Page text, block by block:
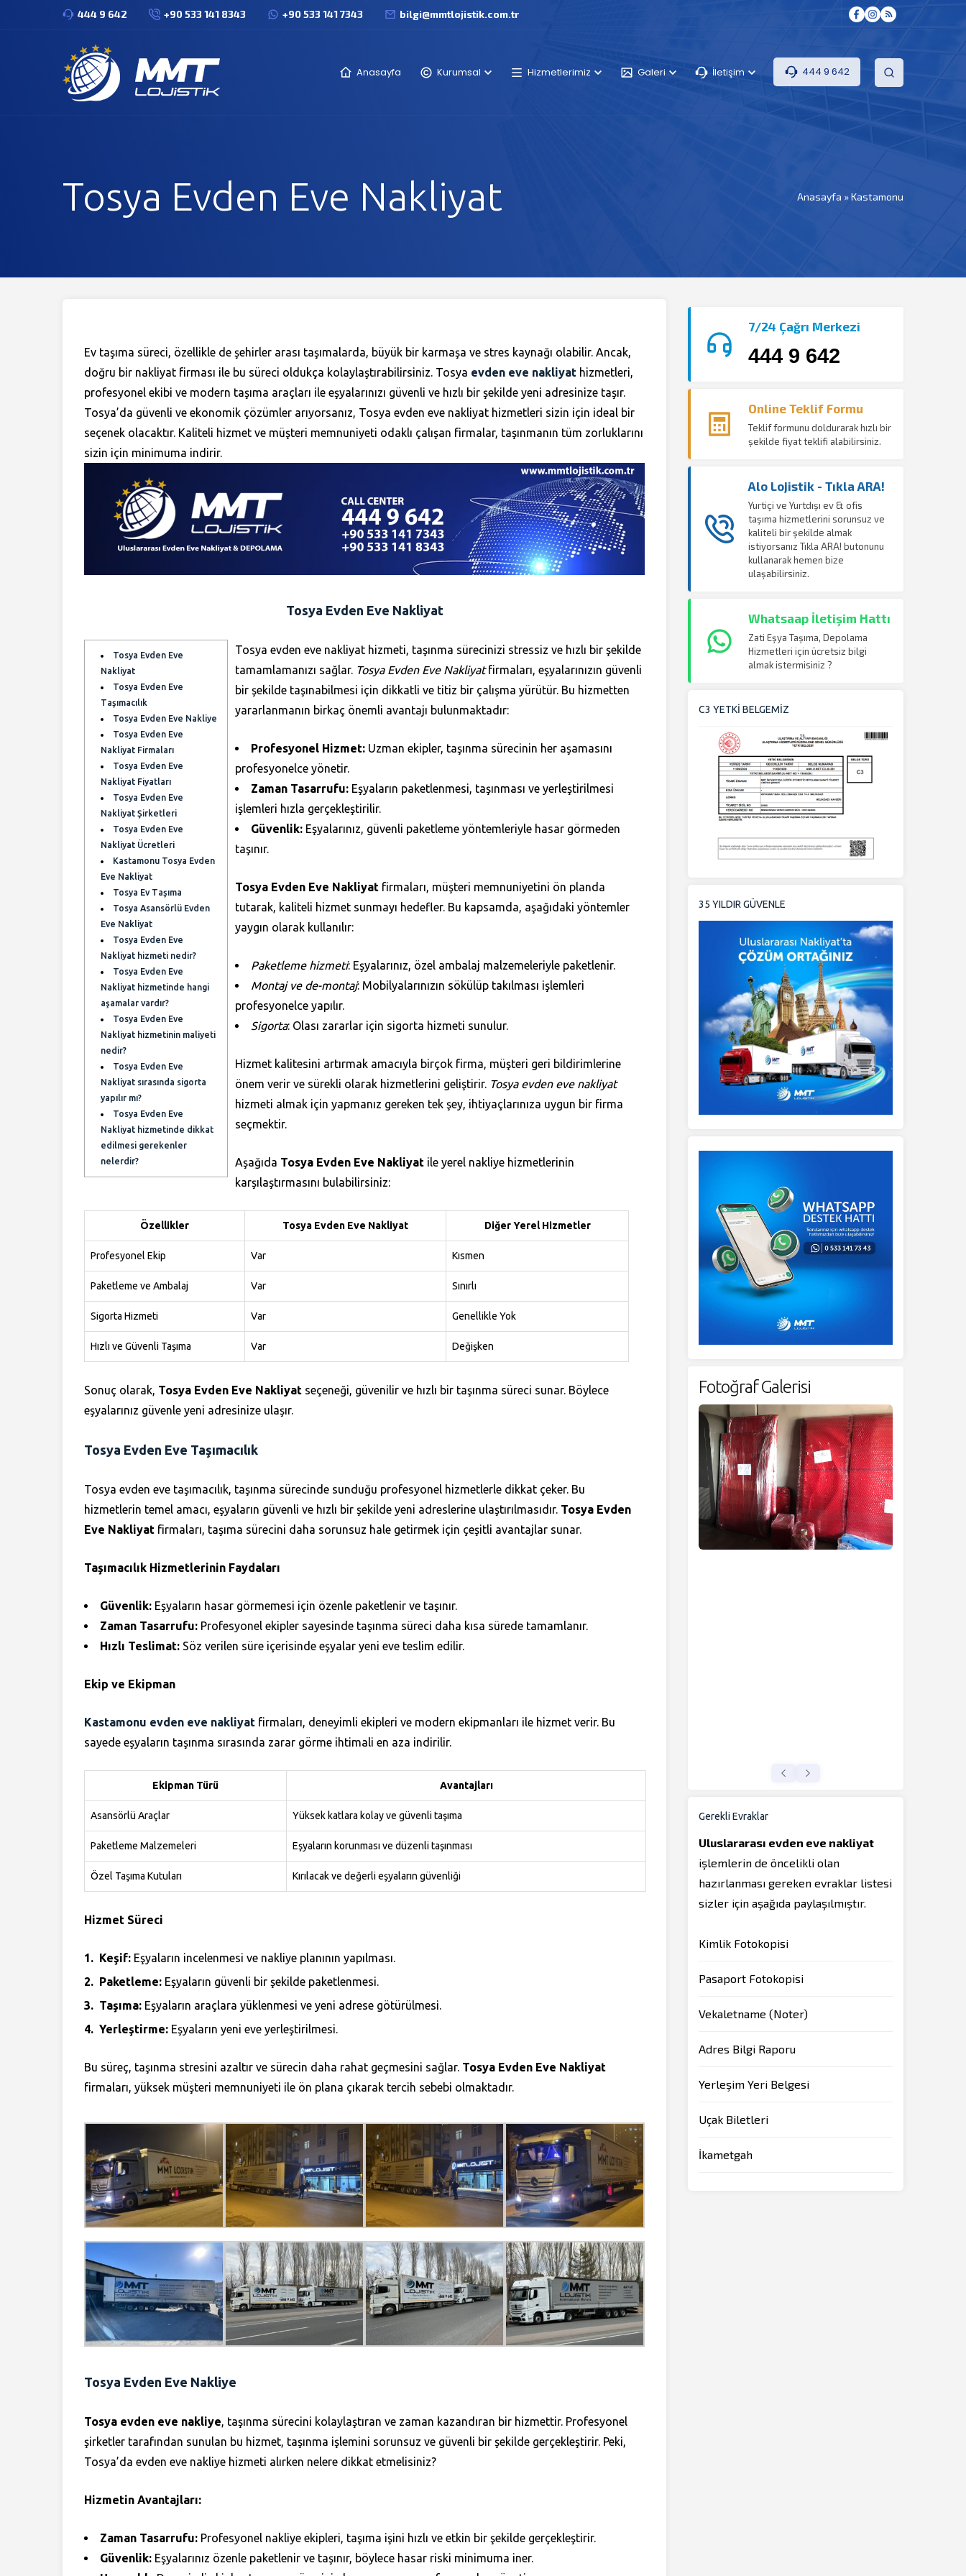
444 9 642 +90 533 141 8343 +90 533 141 7343 bilgi@mmtlojistik.com.tr
Anasayfa Kurumsal Hizmetlerimiz Galeri İletişim 444 9 642
Tosya Evden Eve Nakliyat Anasayfa »Kastamonu
Ev taşıma süreci, özellikle de şehirler arası taşımalarda, büyük bir karmaşa ve stres kaynağı olabilir. Ancak,
doğru bir nakliyat firması ile bu süreci oldukça kolaylaştırabilirsiniz. Tosya evden eve nakliyat hizmetleri,
profesyonel ekibi ve modern taşıma araçları ile eşyalarınızı güvenli ve hızlı bir şekilde yeni adresinize taşır.
Tosya’da güvenli ve ekonomik çözümler arıyorsanız, Tosya evden eve nakliyat hizmetleri sizin için ideal bir
seçenek olacaktır. Kaliteli hizmet ve müşteri memnuniyeti odaklı çalışan firmalar, taşınmanın tüm zorluklarını
sizin için minimuma indirir.
Tosya Evden Eve Nakliyat
Tosya Evden Eve
Nakliyat
Tosya Evden Eve
Taşımacılık
Tosya Evden Eve Nakliye
Tosya Evden Eve
Nakliyat Firmaları
Tosya Evden Eve
Nakliyat Fiyatları
Tosya Evden Eve
Nakliyat Şirketleri
Tosya Evden Eve
Nakliyat Ücretleri
Kastamonu Tosya Evden
Eve Nakliyat
Tosya Ev Taşıma
Tosya Asansörlü Evden
Eve Nakliyat
Tosya Evden Eve
Nakliyat hizmeti nedir?
Tosya Evden Eve
Nakliyat hizmetinde hangi
aşamalar vardır?
Tosya Evden Eve
Nakliyat hizmetinin maliyeti
nedir?
Tosya Evden Eve
Nakliyat sırasında sigorta
yapılır mı?
Tosya Evden Eve
Nakliyat hizmetinde dikkat
edilmesi gerekenler
nelerdir?
Tosya evden eve nakliyat hizmeti, taşınma sürecinizi stressiz ve hızlı bir şekilde
tamamlamanızı sağlar. Tosya Evden Eve Nakliyatfirmaları, eşyalarınızın güvenli
bir şekilde taşınabilmesi için dikkatli ve titiz bir çalışma yürütür. Bu hizmetten
yararlanmanın birkaç önemli avantajı bulunmaktadır:
Profesyonel Hizmet: Uzman ekipler, taşınma sürecinin her aşamasını
profesyonelce yönetir.
Zaman Tasarrufu: Eşyaların paketlenmesi, taşınması ve yerleştirilmesi
işlemleri hızla gerçekleştirilir.
Güvenlik: Eşyalarınız, güvenli paketleme yöntemleriyle hasar görmeden
taşınır.
Tosya Evden Eve Nakliyat firmaları, müşteri memnuniyetini ön planda
tutarak, kaliteli hizmet sunmayı hedefler. Bu kapsamda, aşağıdaki yöntemler
yaygın olarak kullanılır:
Paketleme hizmeti: Eşyalarınız, özel ambalaj malzemeleriyle paketlenir.
Montaj ve de-montaj: Mobilyalarınızın sökülüp takılması işlemleri
profesyonelce yapılır.
Sigorta: Olası zararlar için sigorta hizmeti sunulur.
Hizmet kalitesini artırmak amacıyla birçok firma, müşteri geri bildirimlerine
önem verir ve sürekli olarak hizmetlerini geliştirir. Tosya evden eve nakliyat
hizmeti almak için yapmanız gereken tek şey, ihtiyaçlarınıza uygun bir firma
seçmektir.
Aşağıda Tosya Evden Eve Nakliyat ile yerel nakliye hizmetlerinin
karşılaştırmasını bulabilirsiniz:
Özellikler Tosya Evden Eve Nakliyat Diğer Yerel Hizmetler
Profesyonel Ekip Var Kısmen
Paketleme ve Ambalaj Var Sınırlı
Sigorta Hizmeti Var Genellikle Yok
Hızlı ve Güvenli Taşıma Var Değişken
Sonuç olarak, Tosya Evden Eve Nakliyat seçeneği, güvenilir ve hızlı bir taşınma süreci sunar. Böylece
eşyalarınız güvenle yeni adresinize ulaşır.
Tosya Evden Eve Taşımacılık
Tosya evden eve taşımacılık, taşınma sürecinde sunduğu profesyonel hizmetlerle dikkat çeker. Bu
hizmetlerin temel amacı, eşyaların güvenli ve hızlı bir şekilde yeni adreslerine ulaştırılmasıdır. Tosya Evden
Eve Nakliyat firmaları, taşıma sürecini daha sorunsuz hale getirmek için çeşitli avantajlar sunar.
Taşımacılık Hizmetlerinin Faydaları
Güvenlik: Eşyaların hasar görmemesi için özenle paketlenir ve taşınır.
Zaman Tasarrufu: Profesyonel ekipler sayesinde taşınma süreci daha kısa sürede tamamlanır.
Hızlı Teslimat: Söz verilen süre içerisinde eşyalar yeni eve teslim edilir.
Ekip ve Ekipman
Kastamonu evden eve nakliyat firmaları, deneyimli ekipleri ve modern ekipmanları ile hizmet verir. Bu
sayede eşyaların taşınma sırasında zarar görme ihtimali en aza indirilir.
Ekipman Türü Avantajları
Asansörlü Araçlar Yüksek katlara kolay ve güvenli taşıma
Paketleme Malzemeleri Eşyaların korunması ve düzenli taşınması
Özel Taşıma Kutuları Kırılacak ve değerli eşyaların güvenliği
Hizmet Süreci
Keşif: Eşyaların incelenmesi ve nakliye planının yapılması.
Paketleme: Eşyaların güvenli bir şekilde paketlenmesi.
Taşıma: Eşyaların araçlara yüklenmesi ve yeni adrese götürülmesi.
Yerleştirme: Eşyaların yeni eve yerleştirilmesi.
Bu süreç, taşınma stresini azaltır ve sürecin daha rahat geçmesini sağlar. Tosya Evden Eve Nakliyat
firmaları, yüksek müşteri memnuniyeti ile ön plana çıkarak tercih sebebi olmaktadır.
Tosya Evden Eve Nakliye
Tosya evden eve nakliye, taşınma sürecini kolaylaştıran ve zaman kazandıran bir hizmettir. Profesyonel
şirketler tarafından sunulan bu hizmet, taşınma işlemini sorunsuz ve güvenli bir şekilde gerçekleştirir. Peki,
Tosya’da evden eve nakliye hizmeti alırken nelere dikkat etmelisiniz?
Hizmetin Avantajları:
Zaman Tasarrufu: Profesyonel nakliye ekipleri, taşıma işini hızlı ve etkin bir şekilde gerçekleştirir.
Güvenlik: Eşyalarınız özenle paketlenir ve taşınır, böylece hasar riski minimuma iner.
7/24 Çağrı Merkezi
444 9 642
Online Teklif Formu
Teklif formunu doldurarak hızlı bir
şekilde fiyat teklifi alabilirsiniz.
Alo Lojistik - Tıkla ARA!
Yurtiçi ve Yurtdışı ev & ofis
taşıma hizmetlerini sorunsuz ve
kaliteli bir şekilde almak
istiyorsanız Tıkla ARA! butonunu
kullanarak hemen bize
ulaşabilirsiniz.
Whatsaap İletişim Hattı
Zati Eşya Taşıma, Depolama
Hizmetleri için ücretsiz bilgi
almak istermisiniz ?
C3 YETKİ BELGEMİZ
35 YILDIR GÜVENLE
Fotoğraf Galerisi
Gerekli Evraklar
Uluslararası evden eve nakliyat
işlemlerin de öncelikli olan
hazırlanması gereken evraklar listesi
sizler için aşağıda paylaşılmıştır.
Kimlik Fotokopisi
Pasaport Fotokopisi
Vekaletname (Noter)
Adres Bilgi Raporu
Yerleşim Yeri Belgesi
Uçak Biletleri
İkametgah